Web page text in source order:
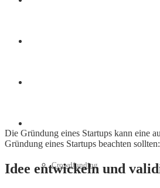
Crowdfunding
Die Gründung eines Startups kann eine
Gründung eines Startups beachten sollten:
Idee entwickeln und